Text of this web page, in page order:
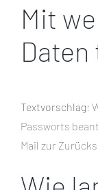
Mit
Textvorschlag:
Passworts
Mail zur